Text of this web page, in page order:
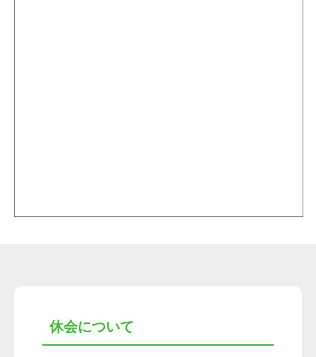
休会について